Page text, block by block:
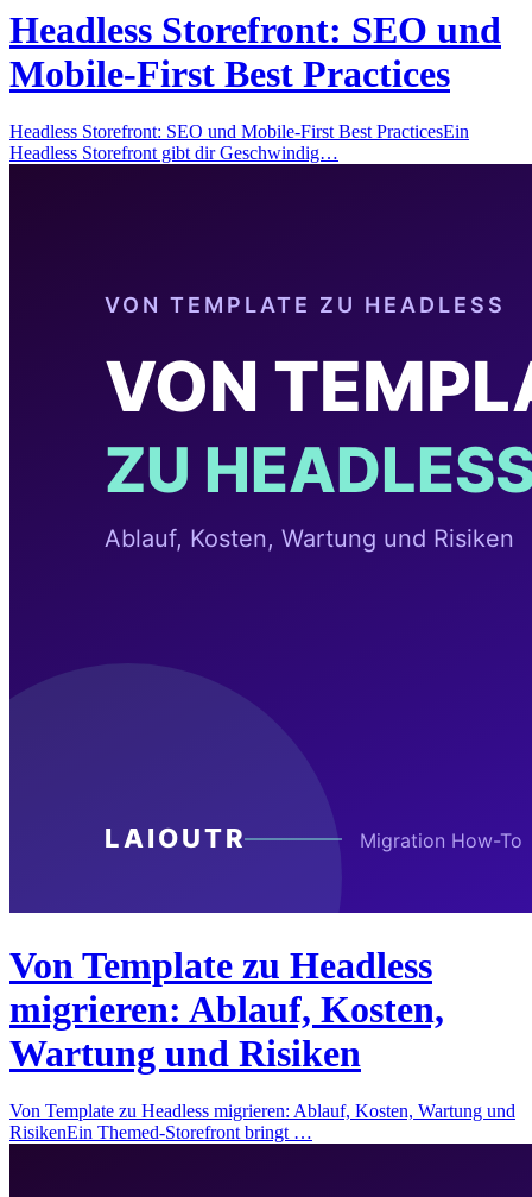
Headless Storefront: SEO und
Mobile-First Best Practices
Headless Storefront: SEO und Mobile-First Best PracticesEin
Headless Storefront gibt dir Geschwindig…
Von Template zu Headless
migrieren: Ablauf, Kosten,
Wartung und Risiken
Von Template zu Headless migrieren: Ablauf, Kosten, Wartung und
RisikenEin Themed-Storefront bringt …